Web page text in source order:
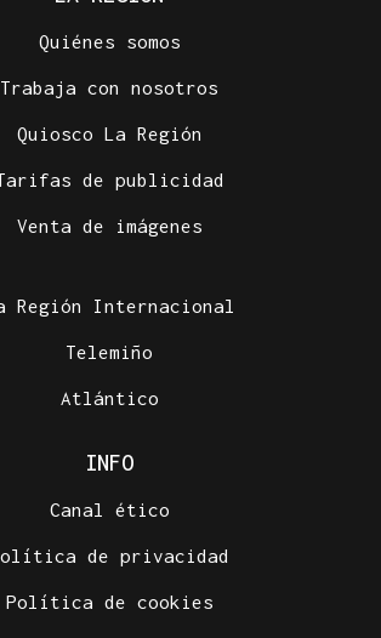
Quiénes somos
Trabaja con nosotros
Quiosco La Región
de publicidad
Venta de imágenes
Región Internacional
Telemiño
Atlántico
INFO
Canal ético
de privacidad
Política de cookies